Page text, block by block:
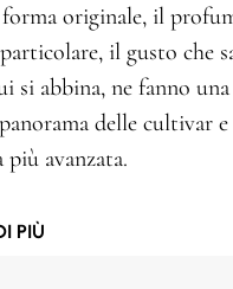
forma originale, il
il gusto che
si abbina, ne fanno
delle cultivar
avanzata.
PIÙ